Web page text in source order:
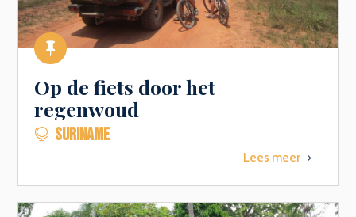

Op de fiets door het
regenwoud
 SURINAME
Lees meer 5